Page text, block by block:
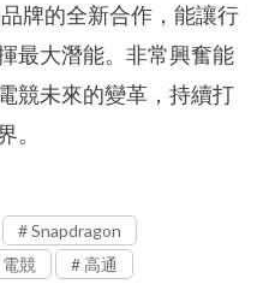
牌的全新合作，能讓行
最大潛能。非常興奮能
競未來的變革，持續打
。
Snapdragon
電競 高通